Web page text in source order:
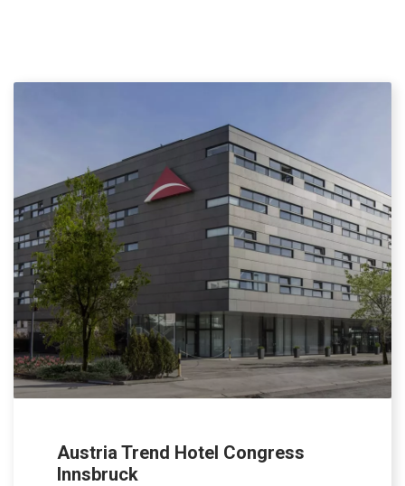
Austria Trend Hotel Congress
Innsbruck